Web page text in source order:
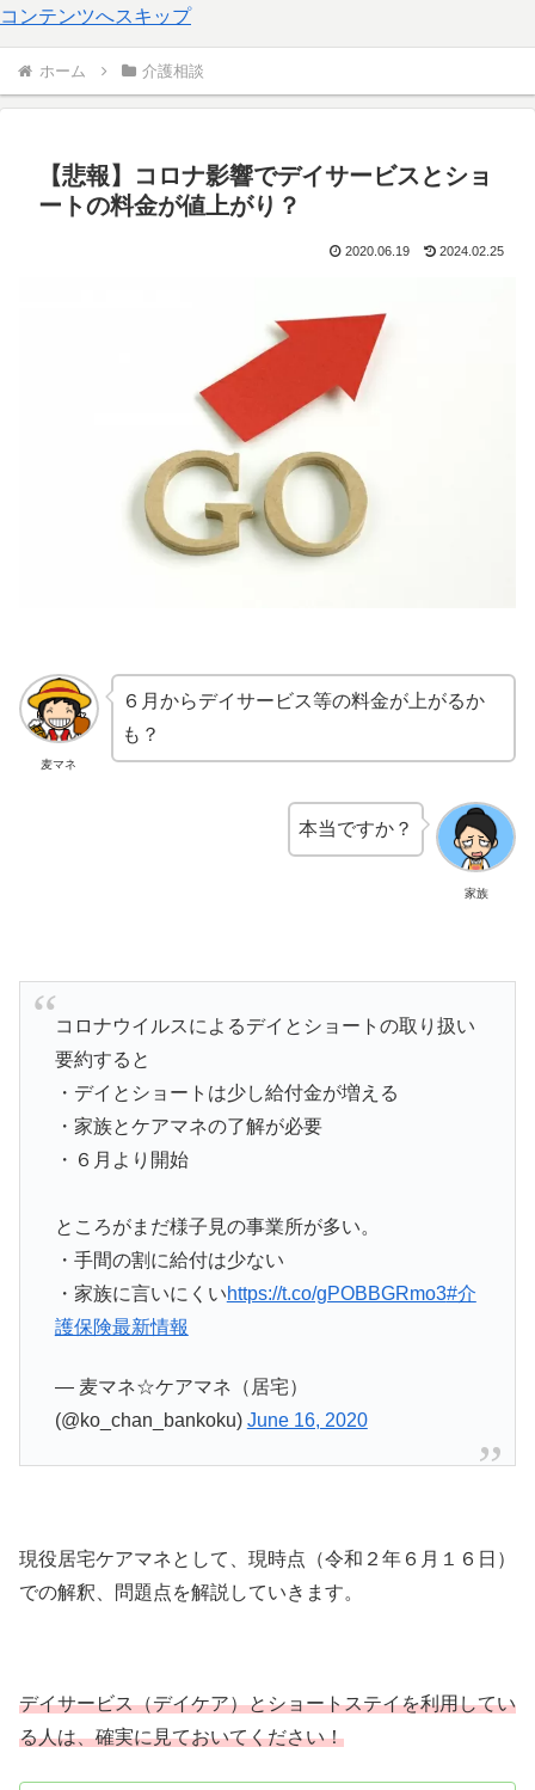
コンテンツへスキップ
ホーム 介護相談
【悲報】コロナ影響でデイサービスとショ
ートの料金が値上がり？
2020.06.19 2024.02.25
麦マネ
６月からデイサービス等の料金が上がるか
も？
家族
本当ですか？
コロナウイルスによるデイとショートの取り扱い
要約すると
・デイとショートは少し給付金が増える
・家族とケアマネの了解が必要
・６月より開始
ところがまだ様子見の事業所が多い。
・手間の割に給付は少ない
・家族に言いにくいhttps://t.co/gPOBBGRmo3#介
護保険最新情報
— 麦マネ☆ケアマネ（居宅）
(@ko_chan_bankoku) June 16, 2020
現役居宅ケアマネとして、現時点（令和２年６月１６日）
での解釈、問題点を解説していきます。
デイサービス（デイケア）とショートステイを利用してい
る人は、確実に見ておいてください！